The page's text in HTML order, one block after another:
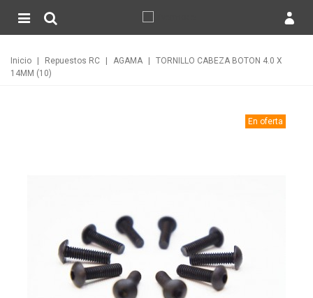
Inicio Repuestos RC AGAMA
TORNILLO CABEZA BOTON 4.0 X
14MM (10)
En oferta